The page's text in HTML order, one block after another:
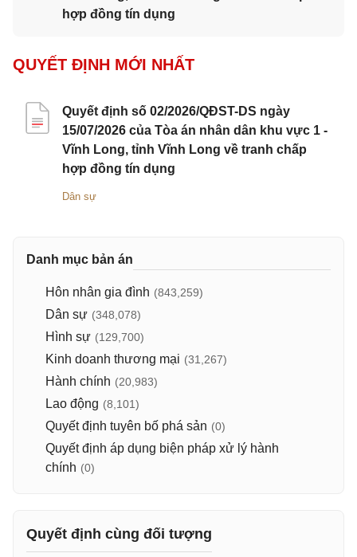
hợp đồng tín dụng
QUYẾT ĐỊNH MỚI NHẤT
Quyết định số 02/2026/QĐST-DS ngày
15/07/2026 của Tòa án nhân dân khu vực 1 -
Vĩnh Long, tỉnh Vĩnh Long về tranh chấp
hợp đồng tín dụng
Dân sự
Danh mục bản án
Hôn nhân gia đình (843,259)
Dân sự (348,078)
Hình sự (129,700)
Kinh doanh thương mại (31,267)
Hành chính (20,983)
Lao động (8,101)
Quyết định tuyên bố phá sản (0)
Quyết định áp dụng biện pháp xử lý hành
chính (0)
Quyết định cùng đối tượng